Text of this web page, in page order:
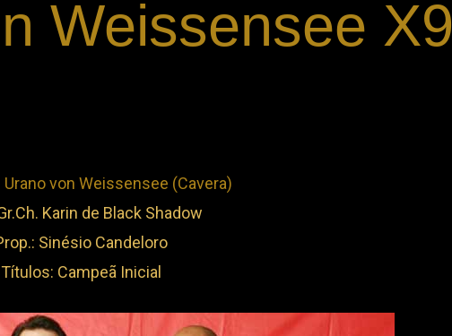
Weissensee X9
Urano von Weissensee (Cavera)
Karin de Black Shadow
Sinésio Candeloro
Títulos: Campeã Inicial